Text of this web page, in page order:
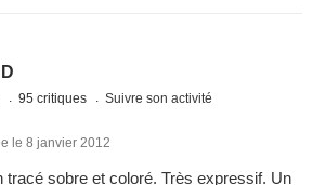
95 critiques Suivre son activité
le 8 janvier 2012
tracé sobre et coloré. Très expressif. Un